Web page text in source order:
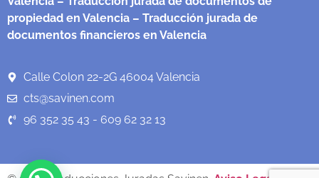
propiedad en Valencia – Traducción jurada de
documentos financieros en Valencia
Calle Colon 22-2G 46004 Valencia
cts@savinen.com
96 352 35 43 - 609 62 32 13